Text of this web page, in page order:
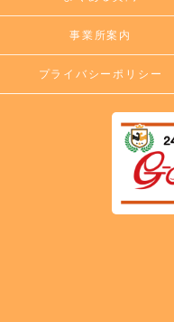
事業所案内
プライバシーポリシー